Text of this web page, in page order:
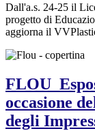
Dall'a.s. 24-25 il
progetto di
aggiorna il
occasione
degli